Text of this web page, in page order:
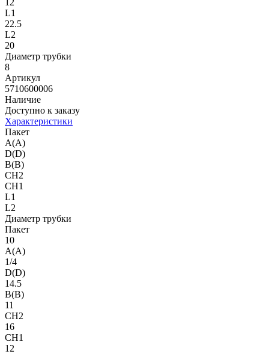
L1
22.5
L2
20
Диаметр трубки
8
Артикул
5710600006
Наличие
Доступно к заказу
Характеристики
Пакет
A(A)
D(D)
B(B)
CH2
CH1
L1
L2
Диаметр трубки
Пакет
10
A(A)
1/4
D(D)
14.5
B(B)
11
CH2
16
CH1
12